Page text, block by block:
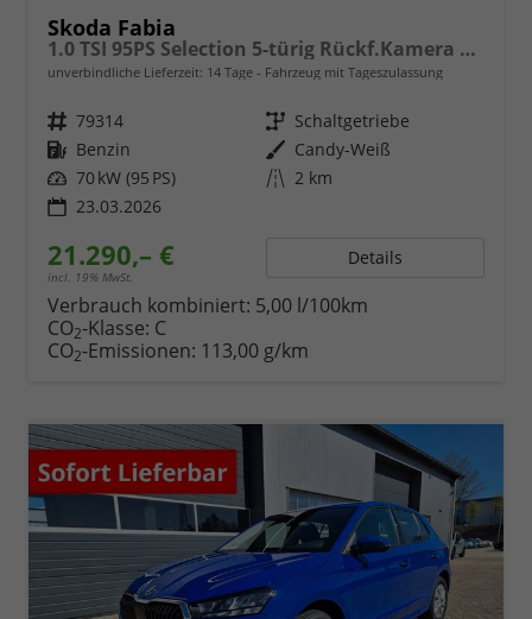
Skoda Fabia
1.0 TSI 95PS Selection 5-türig Rückf.Kamera Parksensoren Sitzheizung Multifunktionslenkrad Klima Skoda-Radio Bluetooth Touchscreen Tempomat Nebelsch. Apple CarPlay + Android Auto
unverbindliche Lieferzeit: 14 Tage Fahrzeug mit Tageszulassung
Fahrzeugnr. 79314 Getriebe Schaltgetriebe
Kraftstoff Benzin Außenfarbe Candy-Weiß
Leistung 70 kW (95 PS) Kilometerstand 2 km
23.03.2026
21.290,– €
incl. 19% MwSt.
Details
Verbrauch kombiniert: 5,00 l/100km
CO2-Klasse: C
CO2-Emissionen: 113,00 g/km